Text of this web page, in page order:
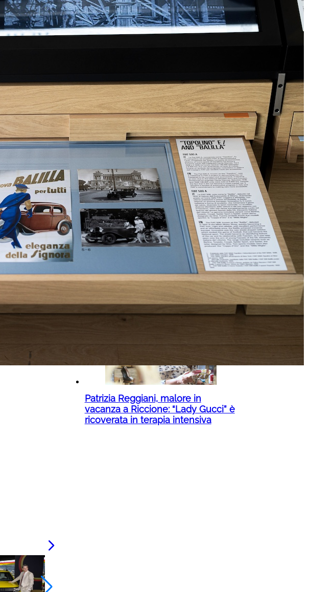
Luigi Cavallari a San Lorenzo in
Lucina: il feretro è arrivato in
chiesa a Roma
L’eredità della tragedia di
Marcinelle: l’Ue istituisce la
Giornata europea delle vittime sul
lavoro
pressione
Patrizia Reggiani, malore in
vacanza a Riccione: “Lady Gucci” è
ricoverata in terapia intensiva